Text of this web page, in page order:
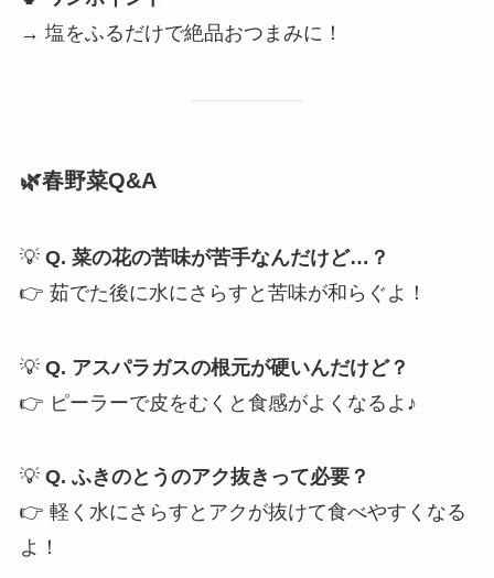
→ 塩をふるだけで絶品おつまみに！
🌿春野菜Q&A
💡 Q. 菜の花の苦味が苦手なんだけど…？
👉 茹でた後に水にさらすと苦味が和らぐよ！
💡 Q. アスパラガスの根元が硬いんだけど？
👉 ピーラーで皮をむくと食感がよくなるよ♪
💡 Q. ふきのとうのアク抜きって必要？
👉 軽く水にさらすとアクが抜けて食べやすくなる
よ！